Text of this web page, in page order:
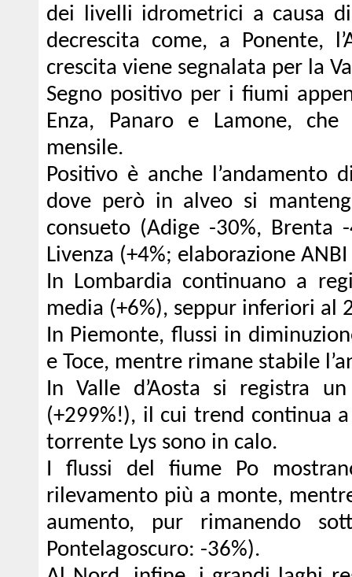
dei livelli idrometrici a causa
decrescita come, a Ponente,
crescita viene segnalata per la
Segno positivo per i fiumi
Enza, Panaro e Lamone,
mensile.
Positivo è anche l’andamento
dove però in alveo si
consueto (Adige -30%, Brenta
Livenza (+4%; elaborazione
In Lombardia continuano a
media (+6%), seppur inferiori al
In Piemonte, flussi in
e Toce, mentre rimane stabile
In Valle d’Aosta si registra
(+299%!), il cui trend continua
torrente Lys sono in calo.
I flussi del fiume Po
rilevamento più a monte,
aumento, pur rimanendo
Pontelagoscuro: -36%).